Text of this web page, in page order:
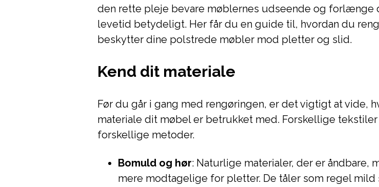
den rette pleje bevare møblernes udseende og forlænge
levetid betydeligt. Her får du en guide til, hvordan du
beskytter dine polstrede møbler mod pletter og slid.
Kend dit materiale
Før du går i gang med rengøringen, er det vigtigt at vide,
materiale dit møbel er betrukket med. Forskellige
forskellige metoder.
Bomuld og hør: Naturlige materialer, der er åndbare,
mere modtagelige for pletter. De tåler som regel